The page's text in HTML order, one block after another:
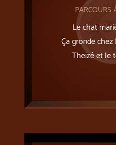
PARCOURS
Le chat
Ça gronde
Theizé et le